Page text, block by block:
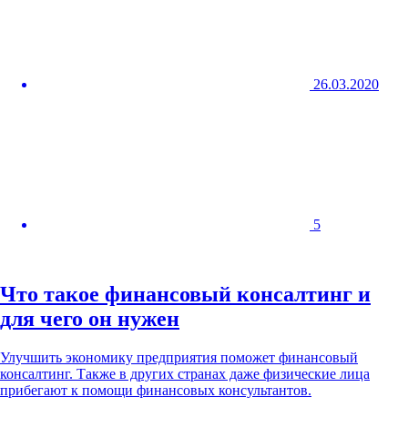
26.03.2020
5
Что такое финансовый консалтинг и
для чего он нужен
Улучшить экономику предприятия поможет финансовый
консалтинг. Также в других странах даже физические лица
прибегают к помощи финансовых консультантов.